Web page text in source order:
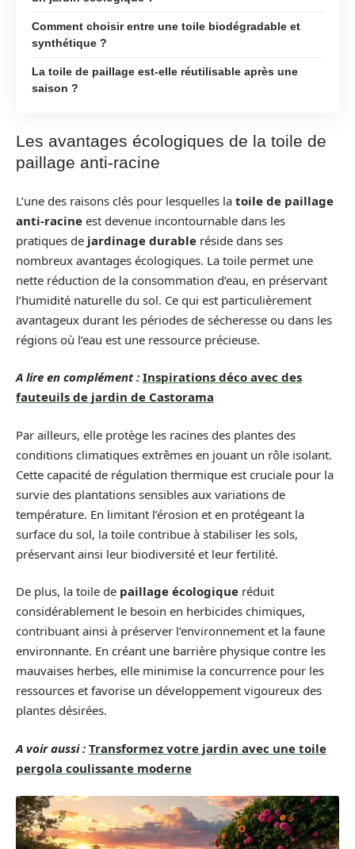
Comment choisir entre une toile biodégradable et
synthétique ?
La toile de paillage est-elle réutilisable après une
saison ?
Les avantages écologiques de la toile de
paillage anti-racine
L’une des raisons clés pour lesquelles la toile de paillage
anti-racine est devenue incontournable dans les
pratiques de jardinage durable réside dans ses
nombreux avantages écologiques. La toile permet une
nette réduction de la consommation d’eau, en préservant
l’humidité naturelle du sol. Ce qui est particulièrement
avantageux durant les périodes de sécheresse ou dans les
régions où l’eau est une ressource précieuse.
A lire en complément : Inspirations déco avec des
fauteuils de jardin de Castorama
Par ailleurs, elle protège les racines des plantes des
conditions climatiques extrêmes en jouant un rôle isolant.
Cette capacité de régulation thermique est cruciale pour la
survie des plantations sensibles aux variations de
température. En limitant l’érosion et en protégeant la
surface du sol, la toile contribue à stabiliser les sols,
préservant ainsi leur biodiversité et leur fertilité.
De plus, la toile de paillage écologique réduit
considérablement le besoin en herbicides chimiques,
contribuant ainsi à préserver l’environnement et la faune
environnante. En créant une barrière physique contre les
mauvaises herbes, elle minimise la concurrence pour les
ressources et favorise un développement vigoureux des
plantes désirées.
A voir aussi : Transformez votre jardin avec une toile
pergola coulissante moderne